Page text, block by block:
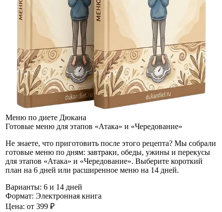
Меню по диете Дюкана
Готовые меню для этапов «Атака» и «Чередование»
Не знаете, что приготовить после этого рецепта? Мы собрали
готовые меню по дням: завтраки, обеды, ужины и перекусы
для этапов «Атака» и «Чередование». Выберите короткий
план на 6 дней или расширенное меню на 14 дней.
Варианты: 6 и 14 дней
Формат: Электронная книга
Цена: от 399 ₽